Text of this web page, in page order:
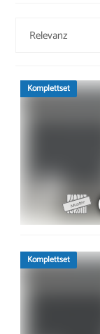
Komplettset
Komplettset